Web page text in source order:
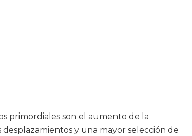
primordiales son el aumento de la
y una mayor selección de